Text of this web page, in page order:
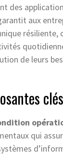
des
aux
résiliente,
de leurs
qui